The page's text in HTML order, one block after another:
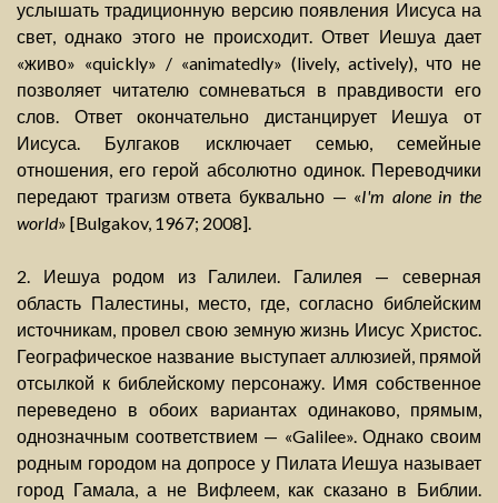
услышать традиционную версию появления Иисуса на
свет, однако этого не происходит. Ответ Иешуа дает
«живо» «quickly» / «animatedly» (lively, actively), что не
позволяет читателю сомневаться в правдивости его
слов. Ответ окончательно дистанцирует Иешуа от
Иисуса. Булгаков исключает семью, семейные
отношения, его герой абсолютно одинок. Переводчики
передают трагизм ответа буквально — «I'm alone in the
world» [Bulgakov, 1967; 2008].
2. Иешуа родом из Галилеи. Галилея — северная
область Палестины, место, где, согласно библейским
источникам, провел свою земную жизнь Иисус Христос.
Географическое название выступает аллюзией, прямой
отсылкой к библейскому персонажу. Имя собственное
переведено в обоих вариантах одинаково, прямым,
однозначным соответствием — «Galilee». Однако своим
родным городом на допросе у Пилата Иешуа называет
город Гамала, а не Вифлеем, как сказано в Библии.